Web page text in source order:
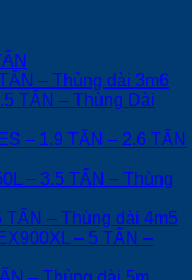
– Thùng dài 3m6
TẤN – Thùng Dài
– 1.9 TẤN – 2.6 TẤN
– 3.5 TẤN – Thùng
TẤN – Thùng dài 4m5
– 5 TẤN –